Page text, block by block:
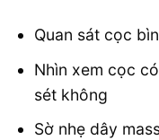
Quan sát cọc
Nhìn xem cọc
sét không
Sờ nhẹ dây